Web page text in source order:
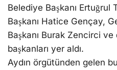
Belediye Başkanı Ertuğrul
Başkanı Hatice Gençay,
Başkanı Burak Zencirci
başkanları yer aldı.
Aydın örgütünden gelen